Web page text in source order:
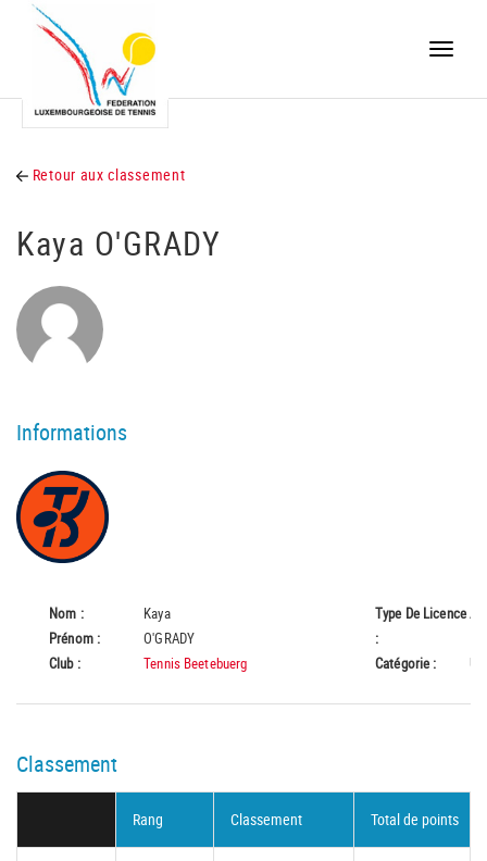
Toggle
Retour aux classement
Kaya O'GRADY
Informations
Nom :
Kaya
Prénom :
O'GRADY
Club :
Tennis Beetebuerg
Type De Licence
:
A
Catégorie :
Classement
Rang Classement Total de points